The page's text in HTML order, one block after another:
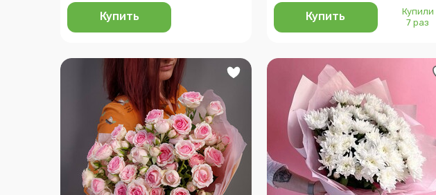
Купить Купить
Купили
7 раз